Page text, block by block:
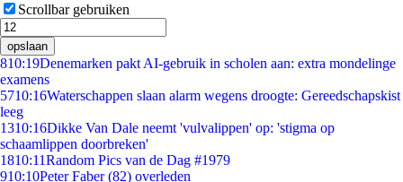
Scrollbar gebruiken
opslaan
810:19Denemarken pakt AI-gebruik in scholen aan: extra mondelinge
examens
5710:16Waterschappen slaan alarm wegens droogte: Gereedschapskist
leeg
1310:16Dikke Van Dale neemt 'vulvalippen' op: 'stigma op
schaamlippen doorbreken'
1810:11Random Pics van de Dag #1979
910:10Peter Faber (82) overleden